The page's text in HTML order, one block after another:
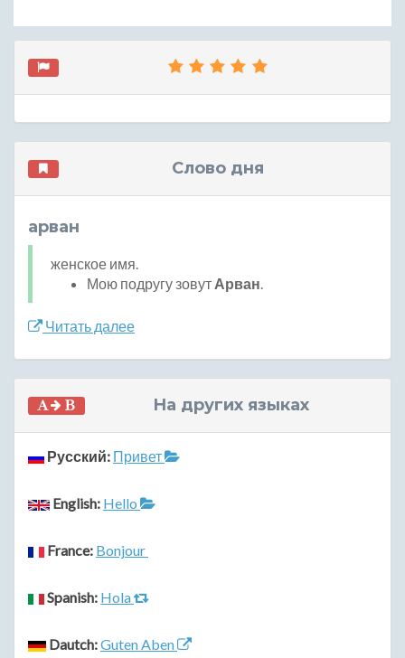
Слово дня
арван
женское имя.
Мою подругу зовут Арван.
Читать далее
На других языках
Русский: Привет
English: Hello
France: Bonjour
Spanish: Hola
Dautch:Guten Aben